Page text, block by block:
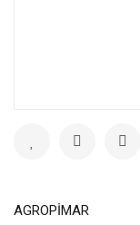
AGROPİMAR